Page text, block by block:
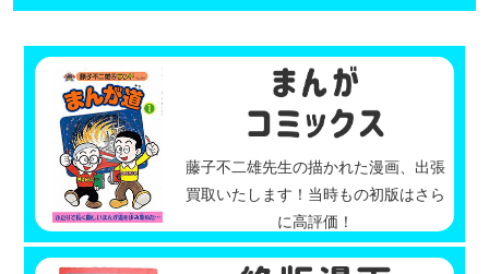
藤子不二雄先生の描かれた漫画、出張
買取いたします！当時もの初版はさら
に高評価！